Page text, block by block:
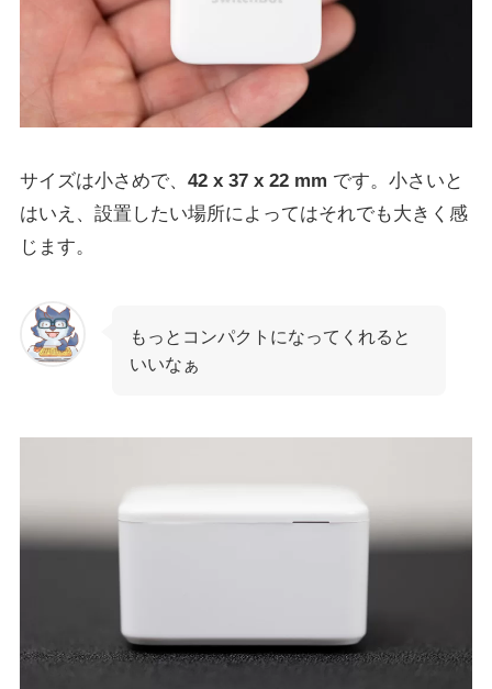
サイズは小さめで、 42 x 37 x 22 mm です。小さいと
はいえ、設置したい場所によってはそれでも大きく感
じます。
もっとコンパクトになってくれると
いいなぁ